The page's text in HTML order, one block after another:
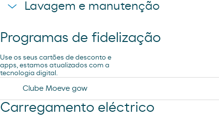
Lavagem e manutenção
Lavagem Automática de automóveis
Lavagem Manual – Jet Wash
Aspiração
Programas de fidelização
Use os seus cartões de desconto e
apps, estamos atualizados com a
tecnologia digital.
Clube Moeve gow
Carregamento eléctrico